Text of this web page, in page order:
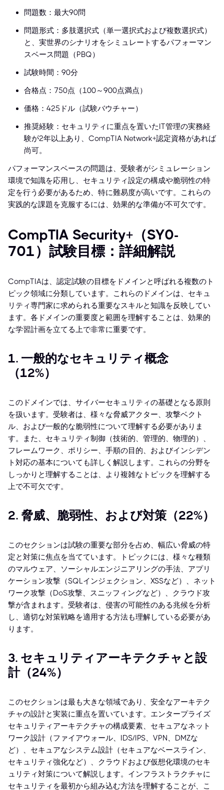
問題数：最大90問
問題形式：多肢選択式（単一選択式および複数選択式）
と、実世界のシナリオをシミュレートするパフォーマン
スベース問題（PBQ）
試験時間：90分
合格点：750点（100～900点満点）
価格：425ドル（試験バウチャー）
推奨経験：セキュリティに重点を置いたIT管理の実務経
験が2年以上あり、CompTIA Network+認定資格があれば
尚可。
パフォーマンスベースの問題は、受験者がシミュレーション
環境で知識を応用し、セキュリティ設定の構成や脆弱性の特
定を行う必要があるため、特に難易度が高いです。これらの
実践的な課題を克服するには、効果的な準備が不可欠です。
CompTIA Security+（SY0-
701）試験目標：詳細解説
CompTIAは、認定試験の目標をドメインと呼ばれる複数のト
ピック領域に分類しています。これらのドメインは、セキュ
リティ専門家に求められる重要なスキルと知識を反映してい
ます。各ドメインの重要度と範囲を理解することは、効果的
な学習計画を立てる上で非常に重要です。
1. 一般的なセキュリティ概念
（12%）
このドメインでは、サイバーセキュリティの基礎となる原則
を扱います。受験者は、様々な脅威アクター、攻撃ベクト
ル、および一般的な脆弱性について理解する必要がありま
す。また、セキュリティ制御（技術的、管理的、物理的）、
フレームワーク、ポリシー、手順の目的、およびインシデン
ト対応の基本についても詳しく解説します。これらの分野を
しっかりと理解することは、より複雑なトピックを理解する
上で不可欠です。
2. 脅威、脆弱性、および対策（22%）
このセクションは試験の重要な部分を占め、幅広い脅威の特
定と対策に焦点を当てています。トピックには、様々な種類
のマルウェア、ソーシャルエンジニアリングの手法、アプリ
ケーション攻撃（SQLインジェクション、XSSなど）、ネット
ワーク攻撃（DoS攻撃、スニッフィングなど）、クラウド攻
撃が含まれます。受験者は、侵害の可能性のある兆候を分析
し、適切な対策戦略を適用する方法も理解している必要があ
ります。
3. セキュリティアーキテクチャと設
計（24%）
このセクションは最も大きな領域であり、安全なアーキテク
チャの設計と実装に重点を置いています。エンタープライズ
セキュリティアーキテクチャの構成要素、セキュアなネット
ワーク設計（ファイアウォール、IDS/IPS、VPN、DMZな
ど）、セキュアなシステム設計（セキュアなベースライン、
セキュリティ強化など）、クラウドおよび仮想化環境のセキ
ュリティ対策について解説します。インフラストラクチャに
セキュリティを最初から組み込む方法を理解することが、こ